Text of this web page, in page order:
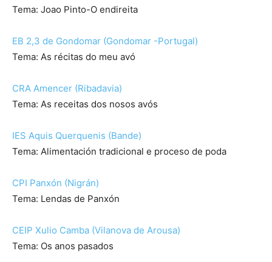
Tema: Joao Pinto-O endireita
EB 2,3 de Gondomar (Gondomar -Portugal)
Tema: As récitas do meu avó
CRA Amencer (Ribadavia)
Tema: As receitas dos nosos avós
IES Aquis Querquenis (Bande)
Tema: Alimentación tradicional e proceso de poda
CPI Panxón (Nigrán)
Tema: Lendas de Panxón
CEIP Xulio Camba (Vilanova de Arousa)
Tema: Os anos pasados